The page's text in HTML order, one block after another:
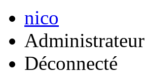
nico
Administrateur
Déconnecté